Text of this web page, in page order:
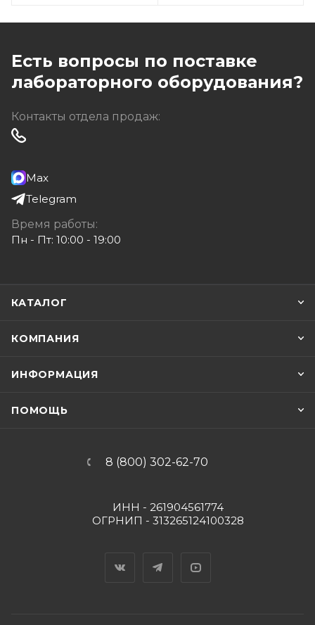
Есть вопросы по поставке
лабораторного оборудования?
Контакты отдела продаж:
Max
Telegram
Время работы:
Пн - Пт: 10:00 - 19:00
КАТАЛОГ
КОМПАНИЯ
ИНФОРМАЦИЯ
ПОМОЩЬ
8 (800) 302-62-70
ИНН - 261904561774
ОГРНИП - 313265124100328